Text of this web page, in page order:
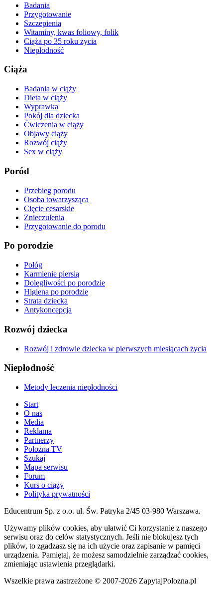
Badania
Przygotowanie
Szczepienia
Witaminy, kwas foliowy, folik
Ciąża po 35 roku życia
Niepłodność
Ciąża
Badania w ciąży
Dieta w ciąży
Wyprawka
Pokój dla dziecka
Ćwiczenia w ciąży
Objawy ciąży
Rozwój ciąży
Sex w ciąży
Poród
Przebieg porodu
Osoba towarzysząca
Cięcie cesarskie
Znieczulenia
Przygotowanie do porodu
Po porodzie
Połóg
Karmienie piersią
Dolegliwości po porodzie
Higiena po porodzie
Strata dziecka
Antykoncepcja
Rozwój dziecka
Rozwój i zdrowie dziecka w pierwszych miesiącach życia
Niepłodność
Metody leczenia niepłodności
Start
O nas
Media
Reklama
Partnerzy
Położna TV
Szukaj
Mapa serwisu
Forum
Kurs o ciąży
Polityka prywatności
Educentrum Sp. z o.o. ul. Św. Patryka 2/45 03-980 Warszawa.
Używamy plików cookies, aby ułatwić Ci korzystanie z naszego
serwisu oraz do celów statystycznych. Jeśli nie blokujesz tych
plików, to zgadzasz się na ich użycie oraz zapisanie w pamięci
urządzenia. Pamiętaj, że możesz samodzielnie zarządzać cookies,
zmieniając ustawienia przeglądarki.
Wszelkie prawa zastrzeżone © 2007-2026 ZapytajPolozna.pl